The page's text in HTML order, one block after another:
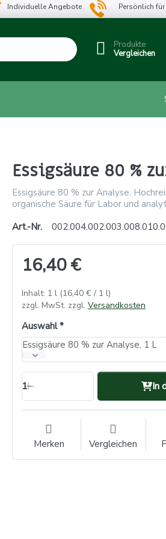
Individuelle Angebote Persönlich
Produkte
Vergleichen
Essigsäure 80 %
Essigsäure 80 % zur Analyse.
organische Säure für Labor und
Art.-Nr.
16,40 €
Inhalt: 1 l (16,40 € / 1 l)
zzgl. MwSt. zzgl. Versandkosten
Auswahl
Essigsäure 80 % zur Analyse, 1 L
1 In
Merken Vergleichen